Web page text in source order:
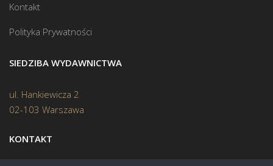
Kontakt
Polityka Prywatności
SIEDZIBA WYDAWNICTWA
ul. Hankiewicza 2
02-103 Warszawa
KONTAKT